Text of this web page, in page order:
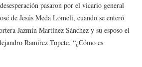
pasaron por el vicario general
de Jesús Meda Lomelí, cuando se enteró
Jazmín Martínez Sánchez y su esposo el
Ramírez Topete. “¿Cómo es